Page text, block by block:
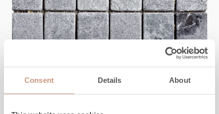
Consent Details About
PIETRE OLLARI
TK-240PM Tulikivi Classic